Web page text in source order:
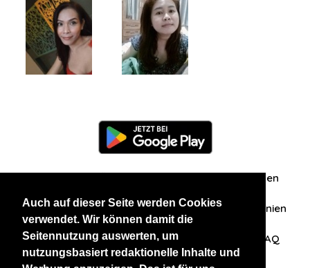
Auch auf dieser Seite werden Cookies
verwendet. Wir können damit die
Seitennutzung auswerten, um
nutzungsbasiert redaktionelle Inhalte und
Zuschriften/Erfahrungen
Datenschutzerklärung AGB Datenschutzrichtlinien
Nehmen Sie Kontakt mit uns auf FAQ